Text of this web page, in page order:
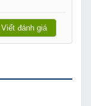
Viết đánh giá